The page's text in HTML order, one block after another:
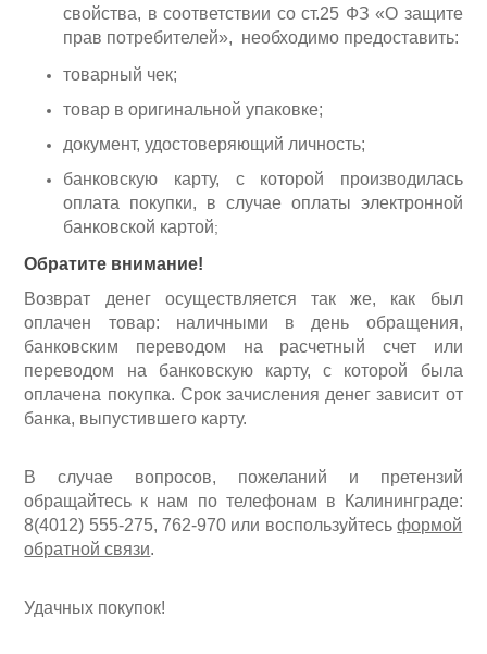
свойства, в соответствии со ст.25 ФЗ «О защите
прав потребителей», необходимо предоставить:
товарный чек;
товар в оригинальной упаковке;
документ, удостоверяющий личность;
банковскую карту, с которой производилась
оплата покупки, в случае оплаты электронной
банковской картой;
Обратите внимание!
Возврат денег осуществляется так же, как был
оплачен товар: наличными в день обращения,
банковским переводом на расчетный счет или
переводом на банковскую карту, с которой была
оплачена покупка. Срок зачисления денег зависит от
банка, выпустившего карту.
В случае вопросов, пожеланий и претензий
обращайтесь к нам по телефонам в Калининграде:
8(4012) 555-275, 762-970 или воспользуйтесьформой
обратной связи.
Удачных покупок!